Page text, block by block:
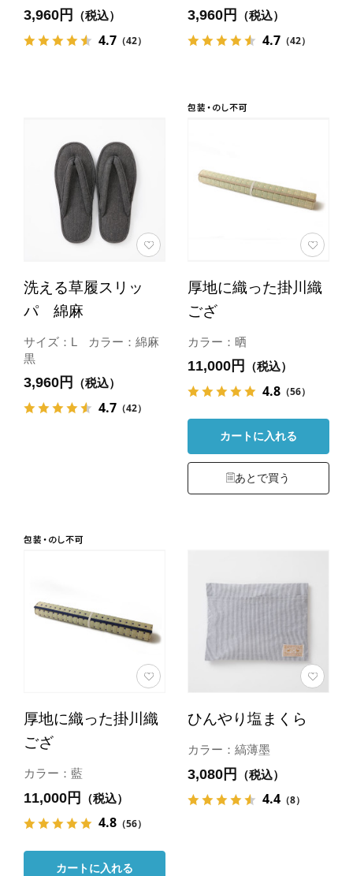
3,960円 （税込）
4.7（42）
3,960円 （税込）
4.7（42）
洗える草履スリッ
パ 綿麻
サイズ：L カラー：綿麻
黒
3,960円 （税込）
4.7（42）
厚地に織った掛川織
ござ
カラー：晒
11,000円 （税込）
4.8（56）
カートに入れる
あとで買う
厚地に織った掛川織
ござ
カラー：藍
11,000円 （税込）
4.8（56）
カートに入れる
ひんやり塩まくら
カラー：縞薄墨
3,080円 （税込）
4.4（8）